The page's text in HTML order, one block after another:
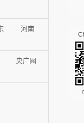
河南
央广网